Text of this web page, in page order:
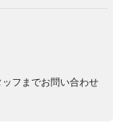
フまでお問い合わせ